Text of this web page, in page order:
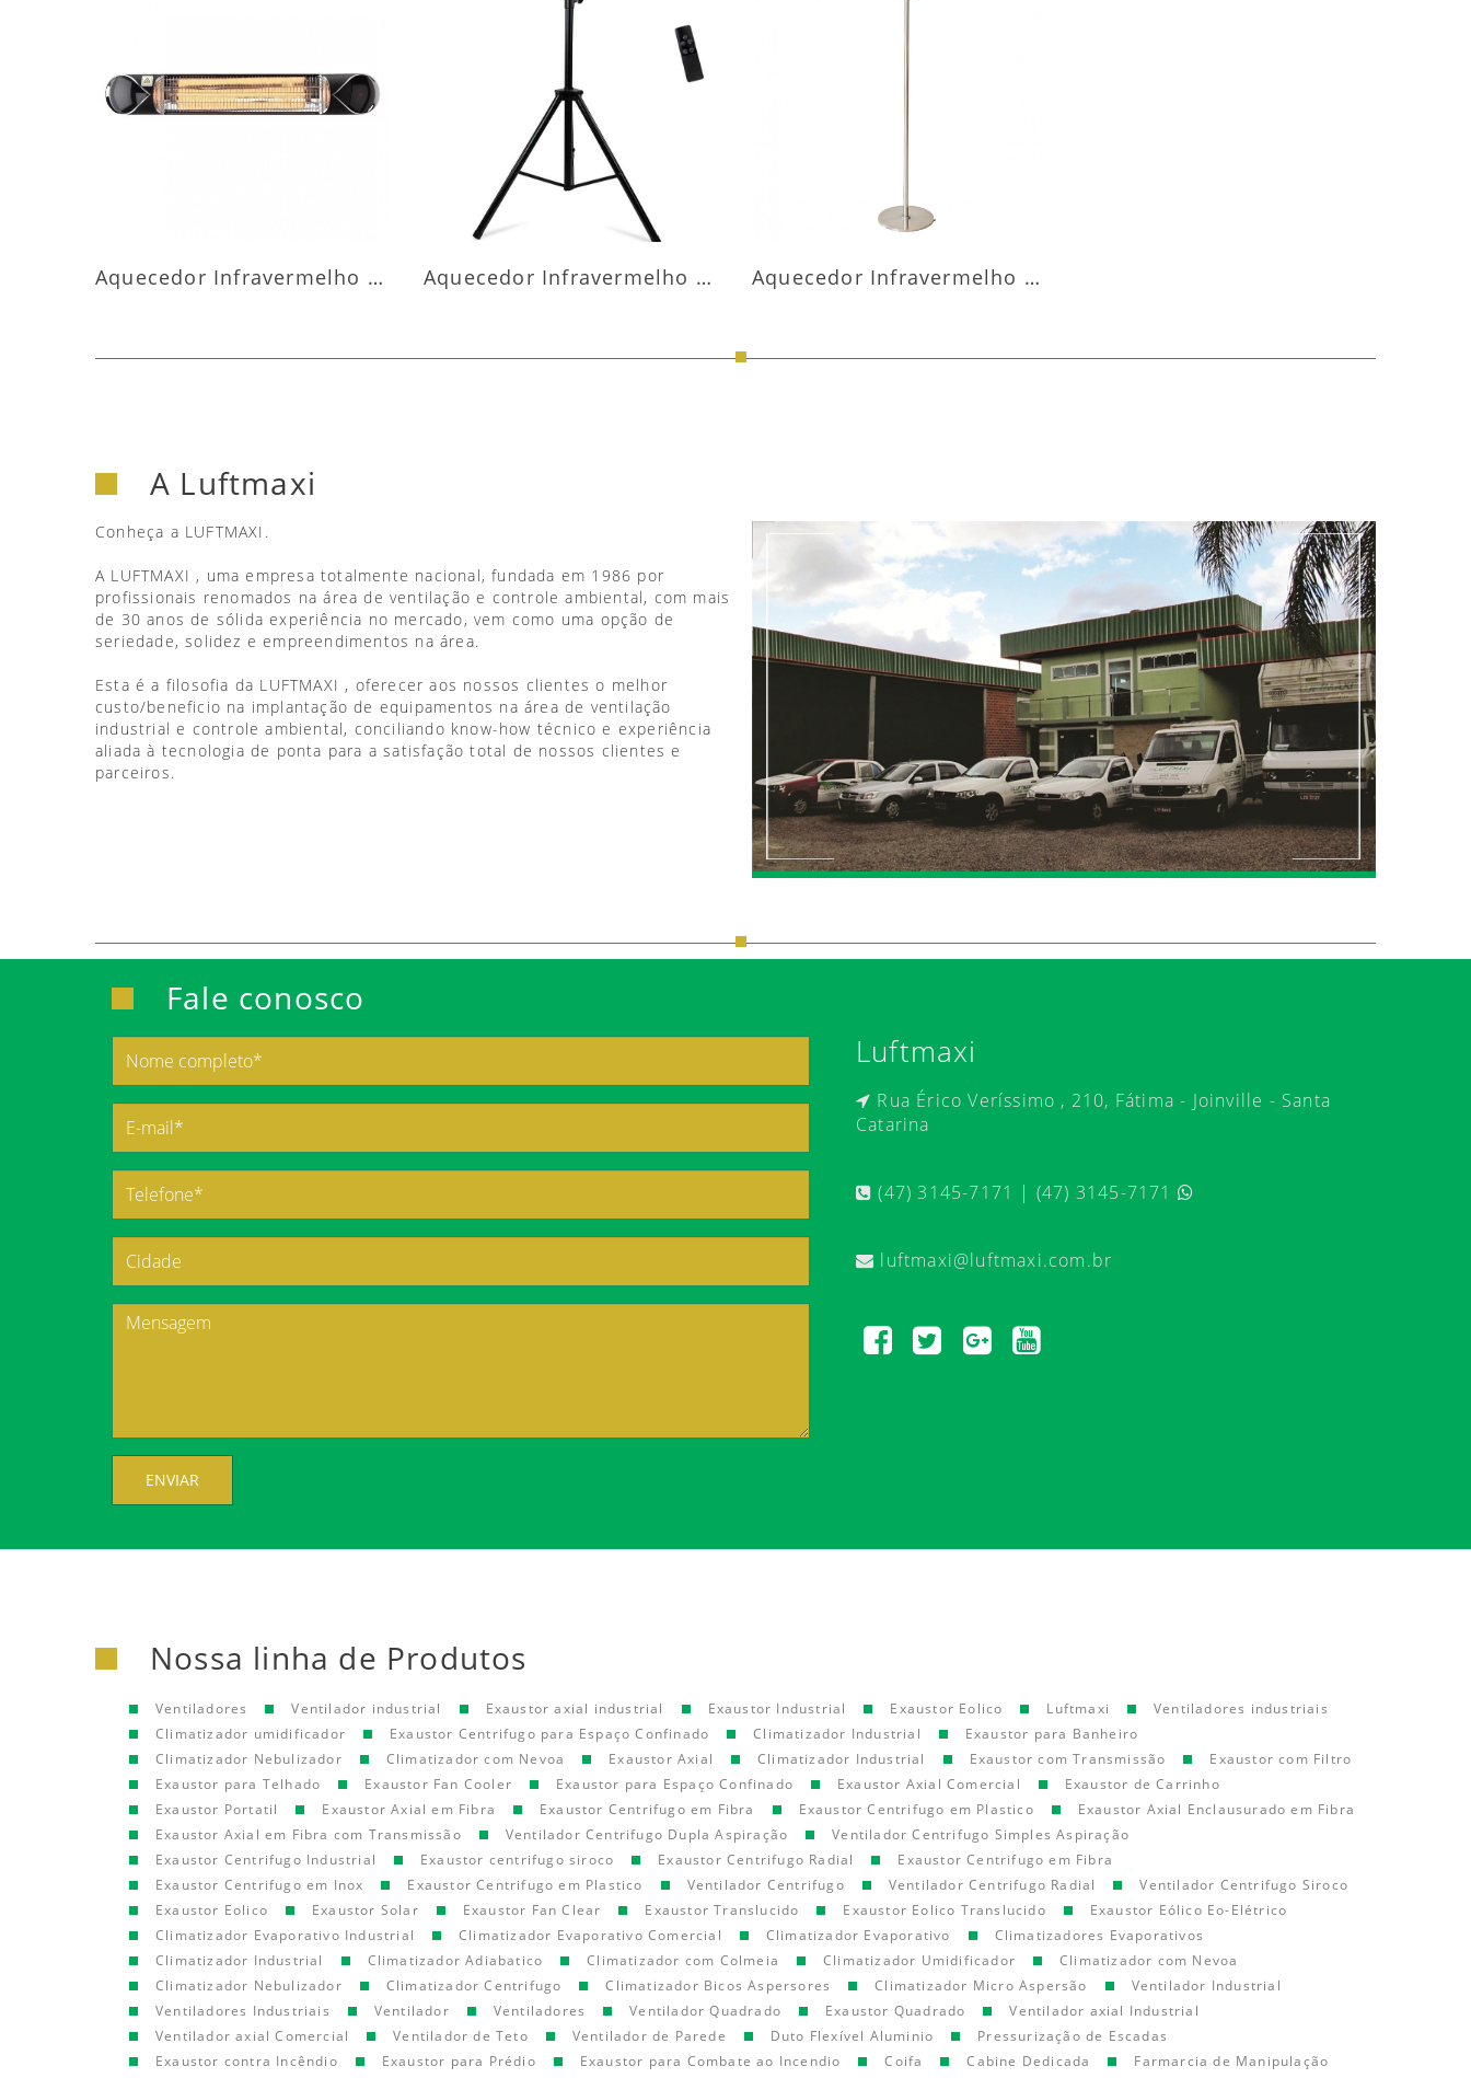
MAIS INFORMAÇÕES
Aquecedor Infravermelho Parede
MAIS INFORMAÇÕES
Aquecedor Infravermelho Pedestal Aquecedor Infravermelho Coluna
A Luftmaxi
Conheça a LUFTMAXI.
A LUFTMAXI , uma empresa totalmente nacional, fundada em 1986 por
profissionais renomados na área de ventilação e controle ambiental, com mais
de 30 anos de sólida experiência no mercado, vem como uma opção de
seriedade, solidez e empreendimentos na área.
Esta é a filosofia da LUFTMAXI , oferecer aos nossos clientes o melhor
custo/beneficio na implantação de equipamentos na área de ventilação
industrial e controle ambiental, conciliando know-how técnico e experiência
aliada à tecnologia de ponta para a satisfação total de nossos clientes e
parceiros.
Fale conosco
ENVIAR
Luftmaxi
Rua Érico Veríssimo , 210, Fátima - Joinville - Santa
Catarina
(47) 3145-7171 | (47) 3145-7171
luftmaxi@luftmaxi.com.br
Nossa linha de Produtos
Ventiladores Ventilador industrial Exaustor axial industrial Exaustor Industrial Exaustor Eolico Luftmaxi
Ventiladores industriais
Climatizador umidificador
Exaustor Centrifugo para Espaço Confinado Climatizador Industrial
Exaustor para Banheiro
Climatizador Nebulizador
Climatizador com Nevoa Exaustor Axial Climatizador Industrial Exaustor com Transmissão
Exaustor com Filtro
Exaustor para Telhado
Exaustor Fan Cooler Exaustor para Espaço Confinado Exaustor Axial Comercial
Exaustor de Carrinho
Exaustor Portatil
Exaustor Axial em Fibra Exaustor Centrifugo em Fibra Exaustor Centrifugo em Plastico
Exaustor Axial Enclausurado em Fibra
Exaustor Axial em Fibra com Transmissão
Ventilador Centrifugo Dupla Aspiração
Ventilador Centrifugo Simples Aspiração
Exaustor Centrifugo Industrial
Exaustor centrifugo siroco Exaustor Centrifugo Radial
Exaustor Centrifugo em Fibra
Exaustor Centrifugo em Inox
Exaustor Centrifugo em Plastico Ventilador Centrifugo Ventilador Centrifugo Radial
Ventilador Centrifugo Siroco
Exaustor Eolico
Exaustor Solar Exaustor Fan Clear Exaustor Translucido Exaustor Eolico Translucido
Exaustor Eólico Eo-Elétrico
Climatizador Evaporativo Industrial
Climatizador Evaporativo Comercial Climatizador Evaporativo
Climatizadores Evaporativos
Climatizador Industrial
Climatizador Adiabatico Climatizador com Colmeia Climatizador Umidificador
Climatizador com Nevoa
Climatizador Nebulizador
Climatizador Centrifugo Climatizador Bicos Aspersores Climatizador Micro Aspersão
Ventilador Industrial
Ventiladores Industriais
Ventilador Ventiladores Ventilador Quadrado Exaustor Quadrado
Ventilador axial Industrial
Ventilador axial Comercial
Ventilador de Teto Ventilador de Parede Duto Flexível Aluminio
Pressurização de Escadas
Exaustor contra Incêndio
Exaustor para Prédio Exaustor para Combate ao Incendio Coifa Cabine Dedicada
Farmarcia de Manipulação